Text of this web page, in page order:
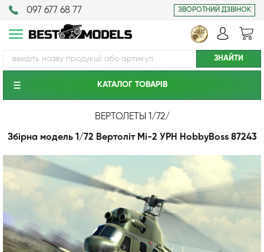
097 677 68 77 ЗВОРОТНИЙ ДЗВІНОК
КАТАЛОГ ТОВАРIВ
ВЕРТОЛЕТЫ 1/72/
Збірна модель 1/72 Вертоліт Мі-2 УРН HobbyBoss 87243